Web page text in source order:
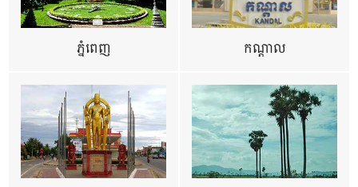
ភ្នំពេញ កណ្តាល